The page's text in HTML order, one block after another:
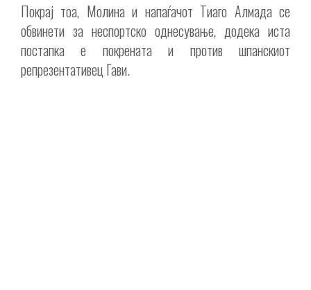
Покрај тоа, Молина и напаѓачот Тиаго Алмада се
обвинети за неспортско однесување, додека иста
постапка е покрената и против шпанскиот
репрезентативец Гави.